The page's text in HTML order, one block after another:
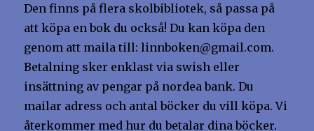
Den finns på flera skolbibliotek, så passa på
att köpa en bok du också! Du kan köpa den
genom att maila till: linnboken@gmail.com.
Betalning sker enklast via swish eller
insättning av pengar på nordea bank. Du
mailar adress och antal böcker du vill köpa. Vi
återkommer med hur du betalar dina böcker.